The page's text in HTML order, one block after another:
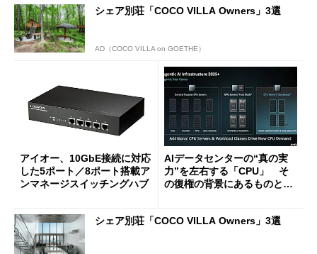
シェア別荘「COCO VILLA Owners」3選
AD（COCO VILLA on GOETHE）
アイオー、10GbE接続に対応
した5ポート／8ポート搭載ア
ンマネージスイッチングハブ
AIデータセンターの“真の実
力”を左右する「CPU」 そ
の復権の背景にあるものと
シェア別荘「COCO VILLA Owners」3選